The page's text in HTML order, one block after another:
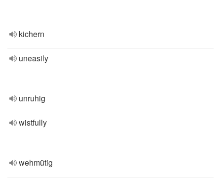
kichern
uneasily
unruhig
wistfully
wehmütig